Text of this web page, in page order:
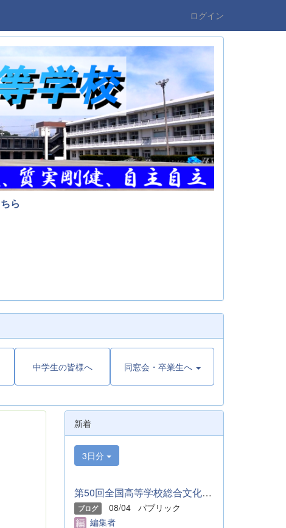
ログイン
ら
中学生の皆様へ 同窓会・卒業生へ
新着
3日分
第50回全国高等学校総合文化祭「音楽部」のご報告
ブログ 08/04
パブリック
編集者